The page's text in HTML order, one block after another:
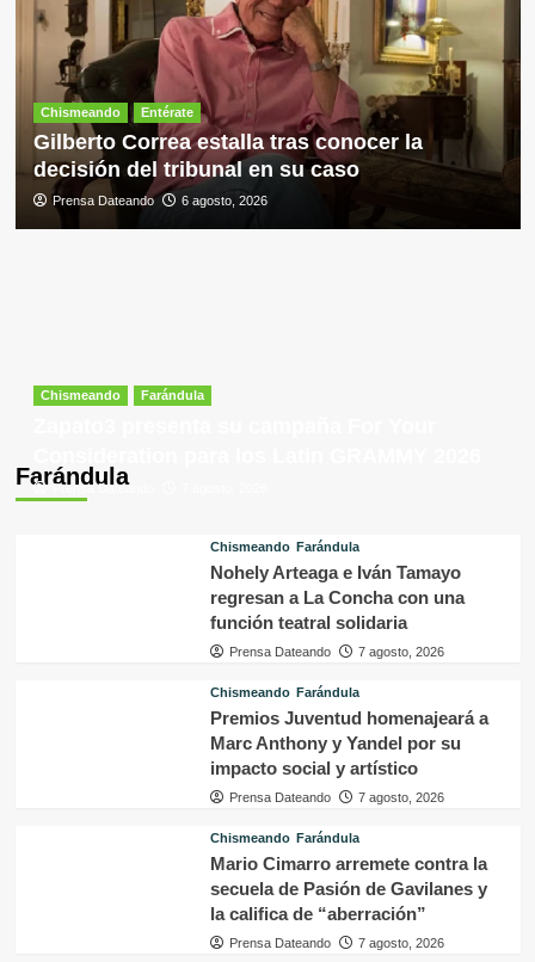
Chismeando Entérate
Gilberto Correa estalla tras conocer la
decisión del tribunal en su caso
Prensa Dateando 6 agosto, 2026
Farándula
Chismeando Farándula
Prensa Dateando
Chismeando Farándula
Nohely Arteaga e Iván Tamayo
regresan a La Concha con una
función teatral solidaria
Prensa Dateando 7 agosto, 2026
Chismeando Farándula
Premios Juventud homenajeará a
Marc Anthony y Yandel por su
impacto social y artístico
Prensa Dateando 7 agosto, 2026
Chismeando Farándula
Mario Cimarro arremete contra la
secuela de Pasión de Gavilanes y
la califica de “aberración”
Prensa Dateando 7 agosto, 2026